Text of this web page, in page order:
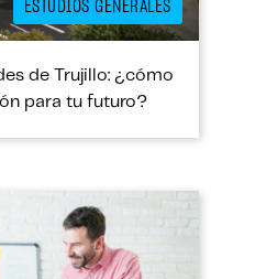
ESTUDIOS GENERALES
de Trujillo: ¿cómo
para tu futuro?